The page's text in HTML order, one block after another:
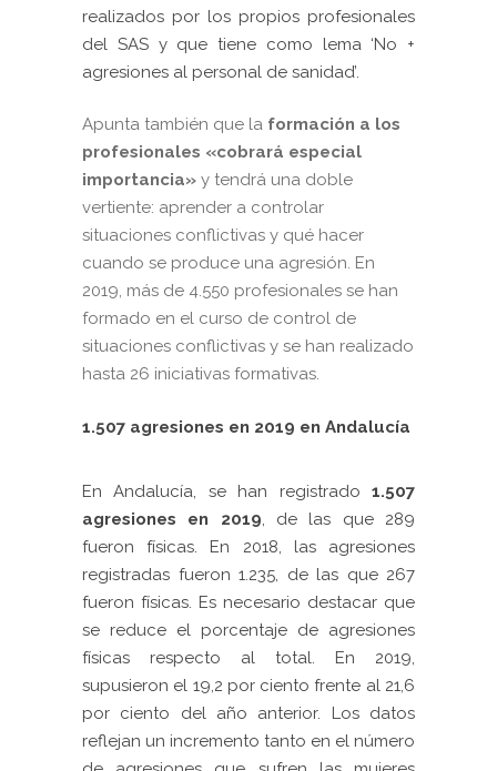
realizados por los propios profesionales
del SAS y que tiene como lema ‘No +
agresiones al personal de sanidad’.
Apunta también que la formación a los
profesionales «cobrará especial
importancia» y tendrá una doble
vertiente: aprender a controlar
situaciones conflictivas y qué hacer
cuando se produce una agresión. En
2019, más de 4.550 profesionales se han
formado en el curso de control de
situaciones conflictivas y se han realizado
hasta 26 iniciativas formativas.
1.507 agresiones en 2019 en Andalucía
En Andalucía, se han registrado 1.507
agresiones en 2019 , de las que 289
fueron físicas. En 2018, las agresiones
registradas fueron 1.235, de las que 267
fueron físicas. Es necesario destacar que
se reduce el porcentaje de agresiones
físicas respecto al total. En 2019,
supusieron el 19,2 por ciento frente al 21,6
por ciento del año anterior. Los datos
reflejan un incremento tanto en el número